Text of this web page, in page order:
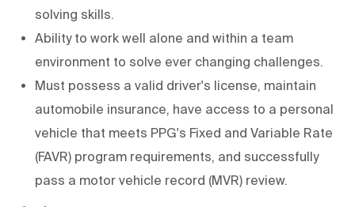
solving skills.
Ability to work well alone and within a team
environment to solve ever changing challenges.
Must possess a valid driver's license, maintain
automobile insurance, have access to a personal
vehicle that meets PPG's Fixed and Variable Rate
(FAVR) program requirements, and successfully
pass a motor vehicle record (MVR) review.